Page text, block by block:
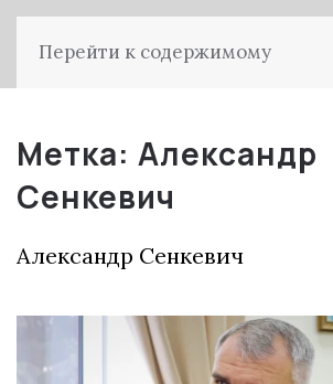
Перейти к содержимому
Метка: Александр
Сенкевич
Александр Сенкевич